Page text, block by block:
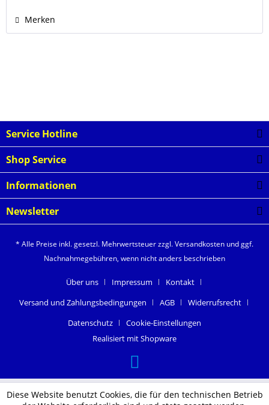
Merken
Service Hotline
Shop Service
Informationen
Newsletter
* Alle Preise inkl. gesetzl. Mehrwertsteuer zzgl.Versandkosten und ggf.
Nachnahmegebühren, wenn nicht anders beschrieben
Über uns Impressum
Kontakt
Versand und Zahlungsbedingungen
AGB
Widerrufsrecht
Datenschutz
Cookie-Einstellungen
Realisiert mit Shopware
Diese Website benutzt Cookies, die für den technischen Betrieb